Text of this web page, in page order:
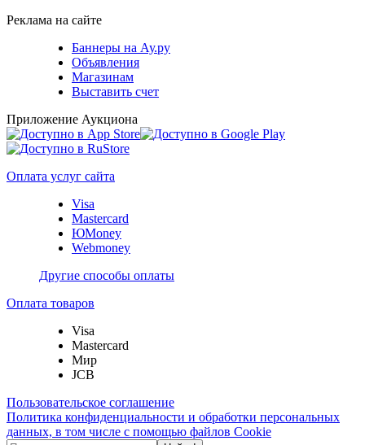
Реклама на сайте
Баннеры на Ау.ру
Объявления
Магазинам
Выставить счет
Приложение Аукциона
Оплата услуг сайта
Visa
Mastercard
ЮMoney
Webmoney
Другие способы оплаты
Оплата товаров
Visa
Mastercard
Мир
JCB
Пользовательское соглашение
Политика конфиденциальности и обработки персональных
данных, в том числе с помощью файлов Cookie